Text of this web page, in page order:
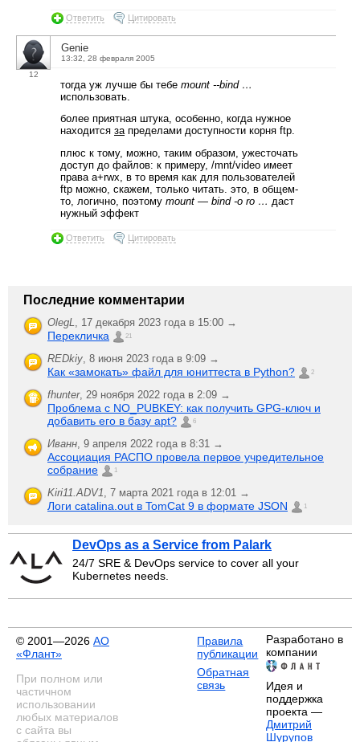
Ответить Цитировать
12
Genie
13:32, 28 февраля 2005
тогда уж лучше бы тебе mount --bind …
использовать.
более приятная штука, особенно, когда нужное
находится запределами доступности корня ftp.
плюс к тому, можно, таким образом, ужесточать
доступ до файлов: к примеру, /mnt/video имеет
права a+rwx, в то время как для пользователей
ftp можно, скажем, только читать. это, в общем-
то, логично, поэтому mount — bind -o ro … даст
нужный эффект
Ответить Цитировать
Последние комментарии
OlegL, 17 декабря 2023 года в 15:00 →
Перекличка 21
REDkiy, 8 июня 2023 года в 9:09 →
Как «замокать» файл для юниттеста в Python? 2
fhunter, 29 ноября 2022 года в 2:09 →
Проблема с NO_PUBKEY: как получить GPG-ключ и
добавить его в базу apt?
6
Иванн, 9 апреля 2022 года в 8:31 →
Ассоциация РАСПО провела первое учредительное
собрание
1
Kiri11.ADV1, 7 марта 2021 года в 12:01 →
Логи catalina.out в TomCat 9 в формате JSON 1
DevOps as a Service from Palark
24/7 SRE & DevOps service to cover all your
Kubernetes needs.
© 2001—2026 АО
«Флант»
При полном или
частичном
использовании
любых материалов
с сайта вы
Правила
публикации
Обратная
связь
Разработано в
компании
Идея и
поддержка
проекта —
Дмитрий
Шурупов